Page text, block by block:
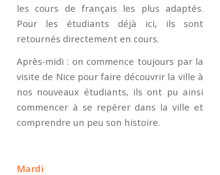
les cours de français les plus adaptés.
Pour les étudiants déjà ici, ils sont
retournés directement en cours.
Après-midi : on commence toujours par la
visite de Nice pour faire découvrir la ville à
nos nouveaux étudiants, ils ont pu ainsi
commencer à se repérer dans la ville et
comprendre un peu son histoire.
Mardi